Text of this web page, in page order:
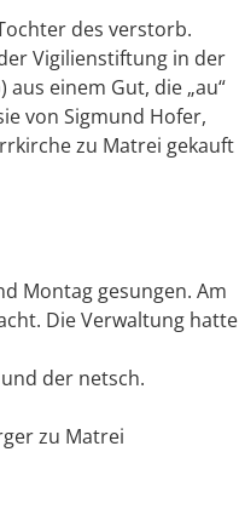
des verstorb.
Vigilienstiftung in der
einem Gut, die „au“
von Sigmund Hofer,
zu Matrei gekauft
Montag gesungen. Am
Die Verwaltung hatte
der netsch.
zu Matrei